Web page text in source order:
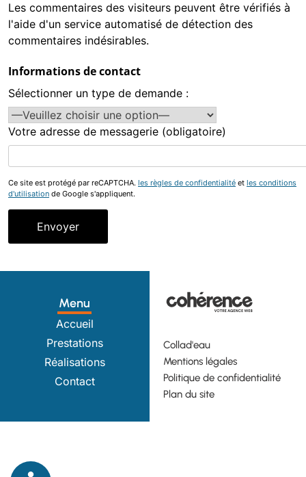
Les commentaires des visiteurs peuvent être vérifiés à
l'aide d'un service automatisé de détection des
commentaires indésirables.
Informations de contact
Sélectionner un type de demande :
Votre adresse de messagerie (obligatoire)
Ce site est protégé par reCAPTCHA. les règles de confidentialité et les conditions
d'utilisation de Google s'appliquent.
Menu
Accueil
Prestations
Réalisations
Contact
Collad'eau
Mentions légales
Politique de confidentialité
Plan du site